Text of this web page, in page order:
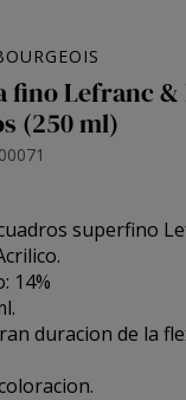
fino Lefranc &
(250 ml)
superfino
14%
duracion de la